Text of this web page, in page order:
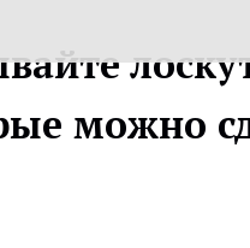
можно